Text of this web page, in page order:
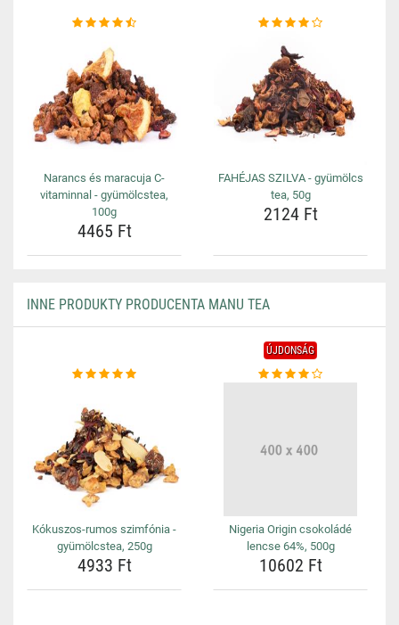
Narancs és maracuja C-
vitaminnal - gyümölcstea,
100g
4465 Ft
FAHÉJAS SZILVA - gyümölcs
tea, 50g
2124 Ft
INNE PRODUKTY PRODUCENTA MANU TEA
Kókuszos-rumos szimfónia -
gyümölcstea, 250g
4933 Ft
ÚJDONSÁG
Nigeria Origin csokoládé
lencse 64%, 500g
10602 Ft